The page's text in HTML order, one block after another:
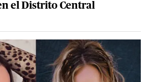
el Distrito Central